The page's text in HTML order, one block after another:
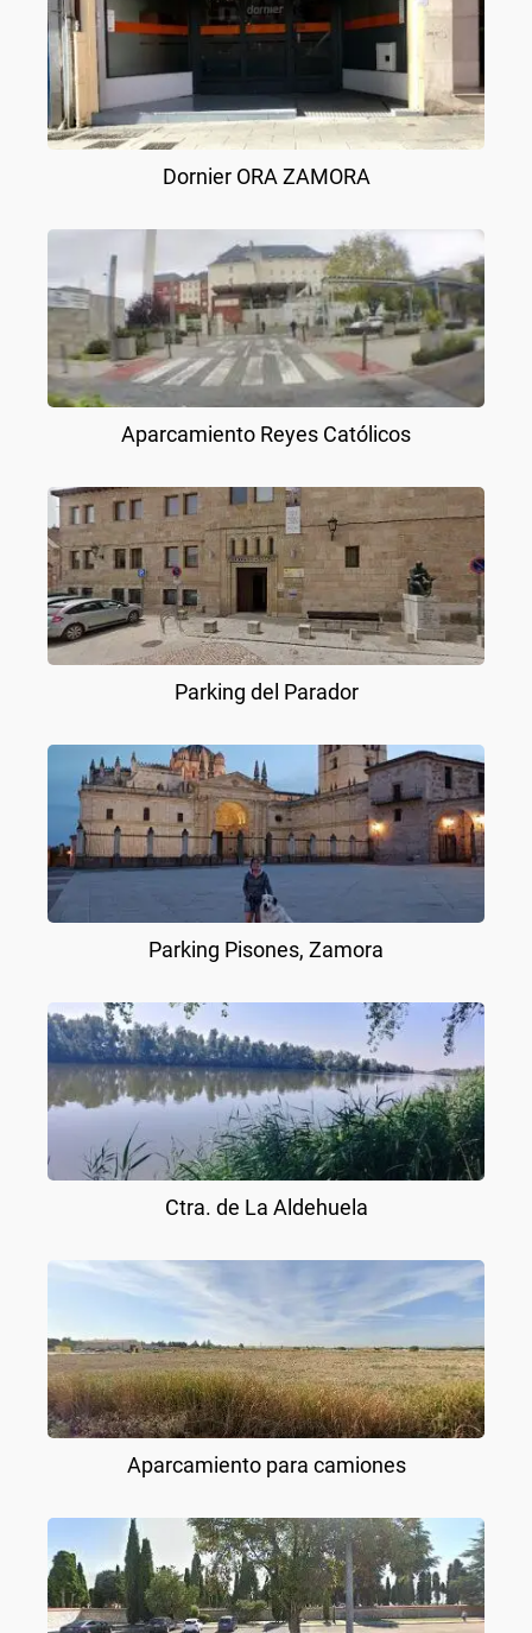
Dornier ORA ZAMORA
Aparcamiento Reyes Católicos
Parking del Parador
Parking Pisones, Zamora
Ctra. de La Aldehuela
Aparcamiento para camiones